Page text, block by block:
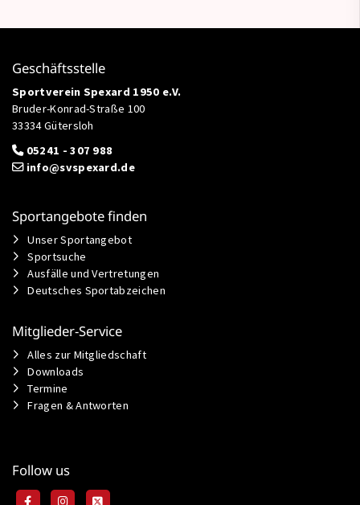
Geschäftsstelle
Sportverein Spexard 1950 e.V.
Bruder-Konrad-Straße 100
33334 Gütersloh
05241 - 307 988
info@svspexard.de
Sportangebote finden
Unser Sportangebot
Sportsuche
Ausfälle und Vertretungen
Deutsches Sportabzeichen
Mitglieder-Service
Alles zur Mitgliedschaft
Downloads
Termine
Fragen & Antworten
Follow us